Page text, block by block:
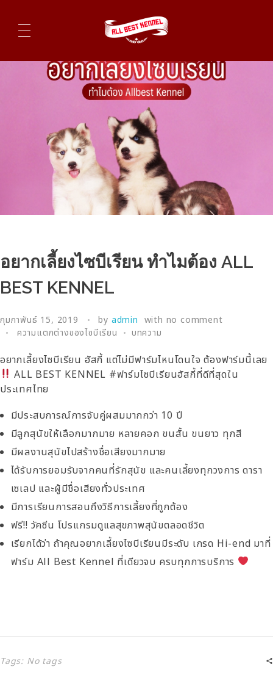
ไซบีเรียนฮัสกี้ ฟาร์มไซบีเรียนที่ดีที่สุดในไทย ติดต่อสอบถาม 0819119104
อยากเลี้ยงไซบีเรียน ทำไมต้อง ALL
BEST KENNEL
กุมภาพันธ์ 15, 2019 by admin with no comment
ความแตกต่างของไซบีเรียน
บทความ
อยากเลี้ยงไซบีเรียน ฮัสกี้ แต่ไม่มีฟาร์มไหนโดนใจ ต้องฟาร์มนี้เลย
ALL BEST KENNEL #ฟาร์มไซบีเรียนฮัสกี้ที่ดีที่สุดใน
ประเทศไทย
มีประสบการณ์การจับคู่ผสมมากกว่า 10 ปี
มีลูกสุนัขให้เลือกมากมาย หลายคอก ขนสั้น ขนยาว ทุกสี
มีผลงานสุนัขไปสร้างชื่อเสียงมากมาย
ได้รับการยอมรับจากคนที่รักสุนัข และคนเลี้ยงทุกวงการ ดารา
เซเลป และผู้มีชื่อเสียงทั่วประเทศ
มีการเรียนการสอนถึงวิธีการเลี้ยงที่ถูกต้อง
ฟรี!! วัคซีน โปรแกรมดูแลสุขภาพสุนัขตลอดชีวิต
เรียกได้ว่า ถ้าคุณอยากเลี้ยงไซบีเรียนมีระดับ เกรด Hi-end มาที่
ฟาร์ม All Best Kennel ที่เดียวจบ ครบทุกการบริการ
Tags: No tags